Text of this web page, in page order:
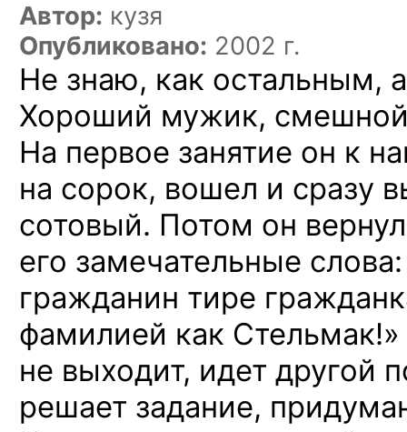
Автор: кузя
Опубликовано: 2002 г.
Не знаю, как остальным,
Хороший мужик,
На первое занятие он к
на сорок, вошел и сразу
сотовый. Потом он
его замечательные
гражданин тире
фамилией как
не выходит, идет другой
решает задание,